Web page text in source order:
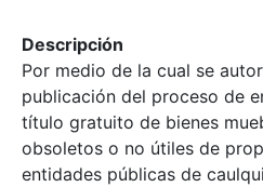
Descripción
Por medio de la cual se
publicación del proceso de
título gratuito de bienes
obsoletos o no útiles de
entidades públicas de